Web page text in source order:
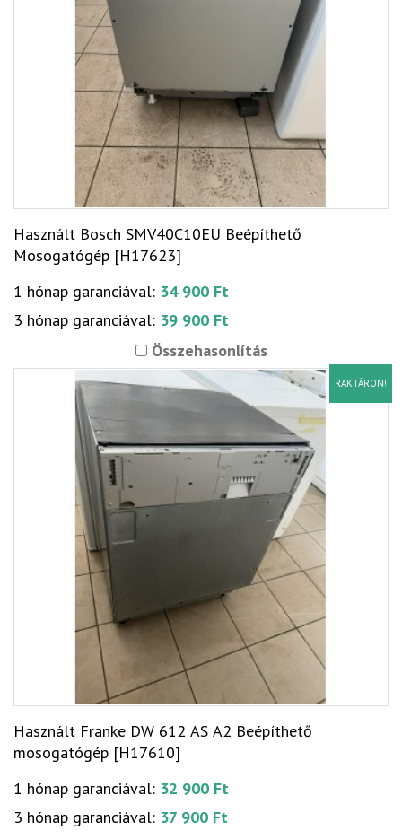
Használt Bosch SMV40C10EU Beépíthető
Mosogatógép [H17623]
1 hónap garanciával: 34 900 Ft
3 hónap garanciával: 39 900 Ft
Összehasonlítás
RAKTÁRON!
Használt Franke DW 612 AS A2 Beépíthető
mosogatógép [H17610]
1 hónap garanciával: 32 900 Ft
3 hónap garanciával: 37 900 Ft